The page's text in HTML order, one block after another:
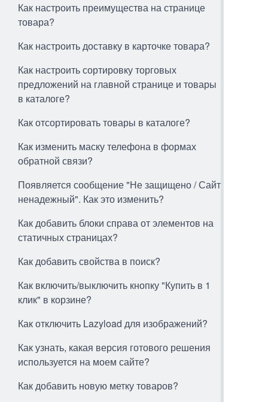
Как настроить преимущества на странице
товара?
Как настроить доставку в карточке товара?
Как настроить сортировку торговых
предложений на главной странице и товары
в каталоге?
Как отсортировать товары в каталоге?
Как изменить маску телефона в формах
обратной связи?
Появляется сообщение "Не защищено / Сайт
ненадежный". Как это изменить?
Как добавить блоки справа от элементов на
статичных страницах?
Как добавить свойства в поиск?
Как включить/выключить кнопку "Купить в 1
клик" в корзине?
Как отключить Lazyload для изображений?
Как узнать, какая версия готового решения
используется на моем сайте?
Как добавить новую метку товаров?